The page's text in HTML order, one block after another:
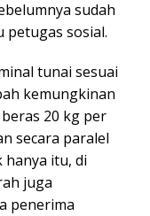
sudah
petugas sosial.
tunai sesuai
kemungkinan
20 kg per
secara paralel
hanya itu, di
juga
penerima